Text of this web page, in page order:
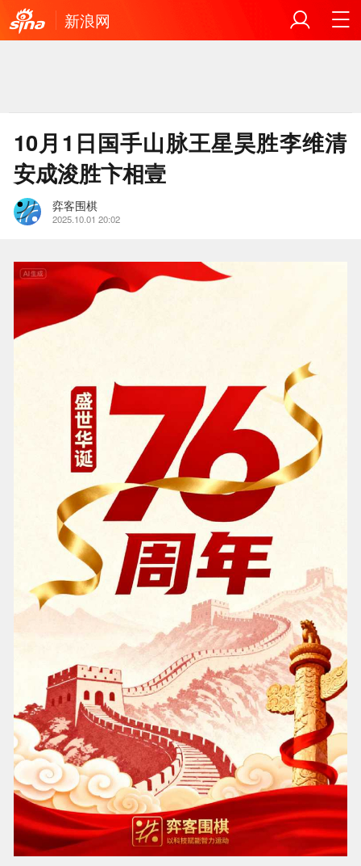
新浪网
10月1日国手山脉王星昊胜李维清
安成浚胜卞相壹
弈客围棋
2025.10.01 20:02